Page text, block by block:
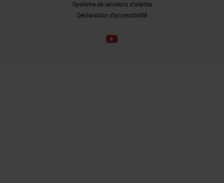
Système de lanceurs d’alertes
Déclaration d’accessibilité